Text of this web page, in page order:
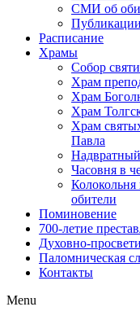
СМИ об
Публикации
Расписание
Храмы
Собор
Храм
Храм
Храм
Храм
Павла
Часовня в
обители
Поминовение
700-летие
Духовно-
Паломническая
Контакты
Menu